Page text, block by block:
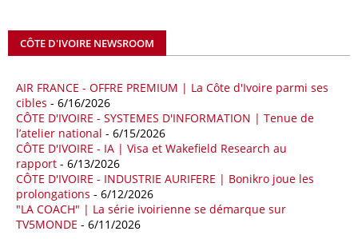
Abdulhamid Dbeibah, ont affiché leur volonté de renforcer la
coopération et les investissements dans le secteur énergétique. Cette
18/04/26 ALGERIE - BP
La multinationale BP signe son retour en Algérie où un permis de
prospection d’hydrocarbures dans le bassin oriental lui a été attribué
par l’Agence nationale pour la valorisation des ressources en
hydrocarbures (ALNAFT). L’information rendue publique mercredi 15
avril par l’institution, intervient dans le cadre de sa politique de relance
de l’exploration. Le périmètre concerné se situe dans une zone de
l’est du pays jugée peu explorée malgré son potentiel. BP pourra y
CÔTE D'IVOIRE NEWSROOM
AIR FRANCE - OFFRE PREMIUM | La Côte d'Ivoire parmi ses
cibles - 6/16/2026
CÔTE D'IVOIRE - SYSTEMES D'INFORMATION | Tenue de
l’atelier national - 6/15/2026
CÔTE D'IVOIRE - IA | Visa et Wakefield Research au
rapport - 6/13/2026
CÔTE D'IVOIRE - INDUSTRIE AURIFERE | Bonikro joue les
prolongations - 6/12/2026
"LA COACH" | La série ivoirienne se démarque sur
TV5MONDE - 6/11/2026